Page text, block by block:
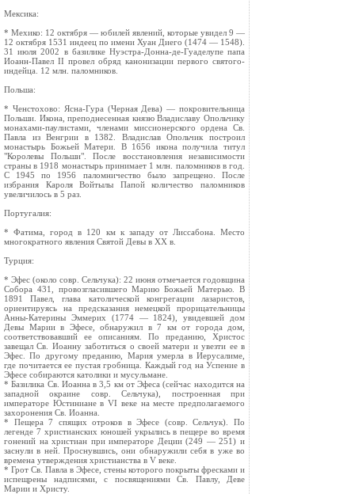
Мексика:
* Мехико: 12 октября — юбилей явлений, которые увидел 9 —
12 октября 1531 индеец по имени Хуан Диего (1474 — 1548).
31 июля 2002 в базилике Нуэстра-Донна-де-Гуаделупе папа
Иоанн-Павел II провел обряд канонизации первого святого-
индейца. 12 млн. паломников.
Польша:
* Ченстохово: Ясна-Гура (Черная Дева) — покровительница
Польши. Икона, преподнесенная князю Владиславу Опольчику
монахами-паулистами, членами миссионерского ордена Св.
Павла из Венгрии в 1382. Владислав Опольчик построил
монастырь Божьей Матери. В 1656 икона получила титул
"Королевы Польши". После восстановления независимости
страны в 1918 монастырь принимает 1 млн. паломников в год.
С 1945 по 1956 паломничество было запрещено. После
избрания Кароля Войтылы Папой количество паломников
увеличилось в 5 раз.
Португалия:
* Фатима, город в 120 км к западу от Лиссабона. Место
многократного явления Святой Девы в XX в.
Турция:
* Эфес (около cовр. Сельчука): 22 июня отмечается годовщина
Собора 431, провозгласившего Марию Божьей Матерью. В
1891 Павел, глава католической конгрегации лазаристов,
ориентируясь на предсказания немецкой прорицательницы
Анны-Катерины Эммерих (1774 — 1824), увидевшей дом
Девы Марии в Эфесе, обнаружил в 7 км от города дом,
соответствовавший ее описаниям. По преданию, Христос
завещал Св. Иоанну заботиться о своей матери и увезти ее в
Эфес. По другому преданию, Мария умерла в Иерусалиме,
где почитается ее пустая гробница. Каждый год на Успение в
Эфесе собираются католики и мусульмане.
* Базилика Св. Иоанна в 3,5 км от Эфеса (сейчас находится на
западной окраине cовр. Сельчука), построенная при
императоре Юстиниане в VI веке на месте предполагаемого
захоронения Св. Иоанна.
* Пещера 7 спящих отроков в Эфесе (cовр. Сельчук). По
легенде 7 христианских юношей укрылись в пещере во время
гонений на христиан при императоре Деции (249 — 251) и
заснули в ней. Проснувшись, они обнаружили себя в уже во
времена утверждения христианства в V веке.
* Грот Св. Павла в Эфесе, стены которого покрыты фресками и
испещрены надписями, с посвящениями Св. Павлу, Деве
Марии и Христу.